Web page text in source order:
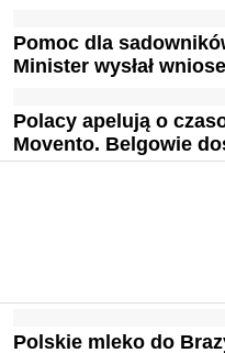
Pomoc dla
Minister wysłał
Polacy apelują o
Movento. Belgowie
Polskie mleko do